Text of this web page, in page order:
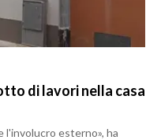
di lavori nella casa
esterno», ha